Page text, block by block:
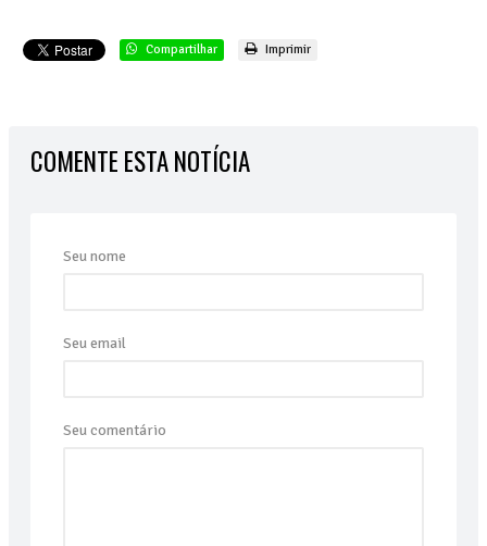
Compartilhar Imprimir
COMENTE ESTA NOTÍCIA
Seu nome
Seu email
Seu comentário